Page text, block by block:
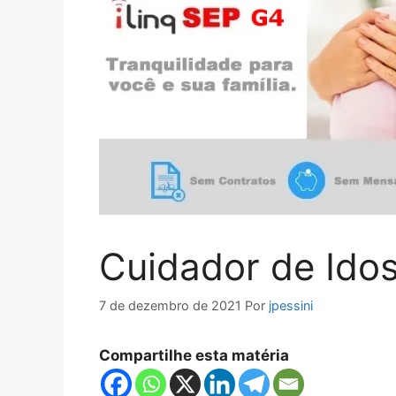
Cuidador de
7 de dezembro de 2021 Por jpessini
Compartilhe esta matéria